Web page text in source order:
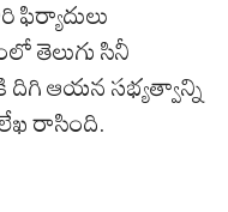
ఫిర్యాదులు
తెలుగు సినీ
దిగి ఆయన సభ్యత్వాన్ని
లేఖ రాసింది.